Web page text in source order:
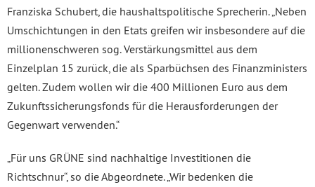
Franziska Schubert, die haushaltspolitische Sprecherin. „Neben
Umschichtungen in den Etats greifen wir insbesondere auf die
millionenschweren sog. Verstärkungsmittel aus dem
Einzelplan 15 zurück, die als Sparbüchsen des Finanzministers
gelten. Zudem wollen wir die 400 Millionen Euro aus dem
Zukunftssicherungsfonds für die Herausforderungen der
Gegenwart verwenden.“
„Für uns GRÜNE sind nachhaltige Investitionen die
Richtschnur“, so die Abgeordnete. „Wir bedenken die